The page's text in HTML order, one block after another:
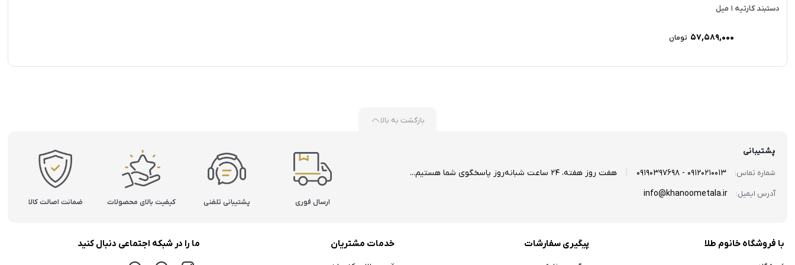
دستبند کارتیه 1 میل
57,589,000 تومان
بازگشت به بالا
پشتیبانی
شماره تماس: 09120210013 - 09190397698 هفت روز هفته، 24 ساعت شبانه‌روز پاسخگوی شما هستیم...
آدرس ایمیل: info@khanoometala.ir
ارسال فوری پشتیبانی تلفنی کیفیت بالای محصولات ضمانت اصالت کالا
با فروشگاه خانوم طلا پیگیری سفارشات خدمات مشتریان ما را در شبکه اجتماعی دنبال کنید